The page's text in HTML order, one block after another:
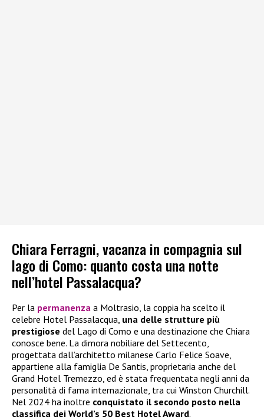
Chiara Ferragni, vacanza in compagnia sul
lago di Como: quanto costa una notte
nell’hotel Passalacqua?
Per la permanenza a Moltrasio, la coppia ha scelto il
celebre Hotel Passalacqua, una delle strutture più
prestigiose del Lago di Como e una destinazione che Chiara
conosce bene. La dimora nobiliare del Settecento,
progettata dall’architetto milanese Carlo Felice Soave,
appartiene alla famiglia De Santis, proprietaria anche del
Grand Hotel Tremezzo, ed è stata frequentata negli anni da
personalità di fama internazionale, tra cui Winston Churchill.
Nel 2024 ha inoltre conquistato il secondo posto nella
classifica dei World’s 50 Best Hotel Award.